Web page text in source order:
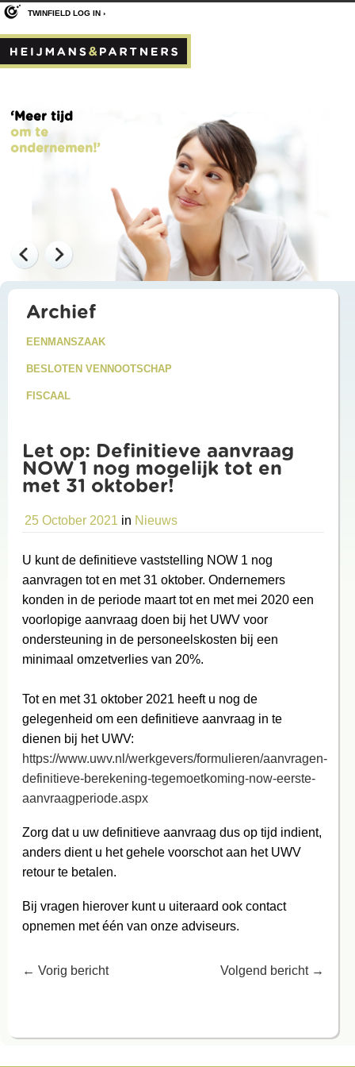
‘Meer tijd
om te
ondernemen!’
TWINFIELD LOG IN ›
Archief
EENMANSZAAK
BESLOTEN VENNOOTSCHAP
FISCAAL
Let op: Definitieve aanvraag
NOW 1 nog mogelijk tot en
met 31 oktober!
25 October 2021 in Nieuws
U kunt de definitieve vaststelling NOW 1 nog
aanvragen tot en met 31 oktober. Ondernemers
konden in de periode maart tot en met mei 2020 een
voorlopige aanvraag doen bij het UWV voor
ondersteuning in de personeelskosten bij een
minimaal omzetverlies van 20%.
Tot en met 31 oktober 2021 heeft u nog de
gelegenheid om een definitieve aanvraag in te
dienen bij het UWV:
https://www.uwv.nl/werkgevers/formulieren/aanvragen-
definitieve-berekening-tegemoetkoming-now-eerste-
aanvraagperiode.aspx
Zorg dat u uw definitieve aanvraag dus op tijd indient,
anders dient u het gehele voorschot aan het UWV
retour te betalen.
Bij vragen hierover kunt u uiteraard ook contact
opnemen met één van onze adviseurs.
← Vorig bericht Volgend bericht →